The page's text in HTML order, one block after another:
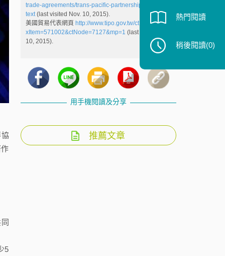
5
trade-agreements/trans-pacific-partnership/tpp-full-
text(last visited Nov. 10, 2015).
美國貿易代表網頁 http://www.tipo.gov.tw/ct.asp?
xItem=571002&ctNode=7127&mp=1 (last visited Nov.
10, 2015).
用手機閱讀及分享
推薦文章
熱門閱讀
稍後閱讀(0)